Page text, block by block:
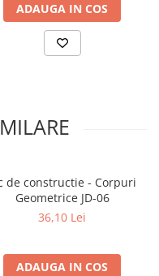
ADAUGA IN COS
de constructie - Corpuri
Geometrice JD-06
36,10 Lei
ADAUGA IN COS